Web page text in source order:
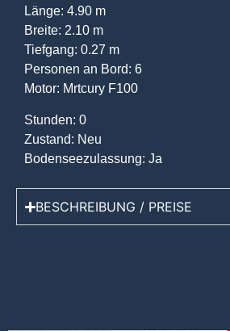
Länge: 4.90 m
Breite: 2.10 m
Tiefgang: 0.27 m
Personen an Bord: 6
Motor: Mrtcury F100
Stunden: 0
Zustand: Neu
Bodenseezulassung: Ja
BESCHREIBUNG / PREISE